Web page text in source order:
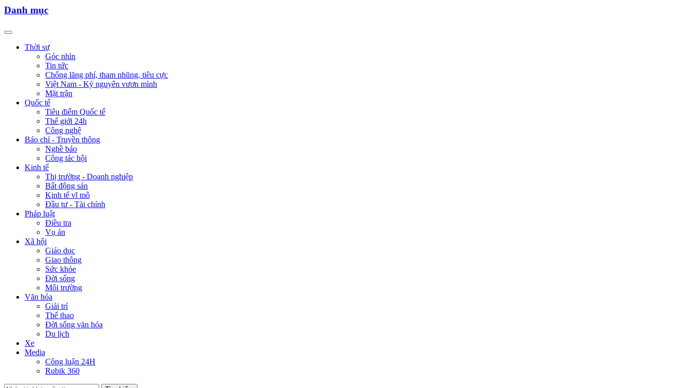
Danh mục
Thời sự
Góc nhìn
Tin tức
Chống lãng phí, tham nhũng, tiêu cực
Việt Nam - Kỷ nguyên vươn mình
Mặt trận
Quốc tế
Tiêu điểm Quốc tế
Thế giới 24h
Công nghệ
Báo chí - Truyền thông
Nghề báo
Công tác hội
Kinh tế
Thị trường - Doanh nghiệp
Bất động sản
Kinh tế vĩ mô
Đầu tư - Tài chính
Pháp luật
Điều tra
Vụ án
Xã hội
Giáo dục
Giao thông
Sức khỏe
Đời sống
Môi trường
Văn hóa
Giải trí
Thể thao
Đời sống văn hóa
Du lịch
Xe
Media
Công luận 24H
Rubik 360